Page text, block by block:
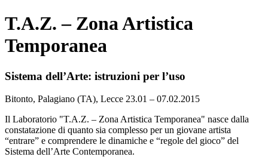
T.A.Z. – Zona Artistica
Temporanea
Sistema dell’Arte: istruzioni per l’uso
Bitonto, Palagiano (TA), Lecce 23.01 – 07.02.2015
Il Laboratorio "T.A.Z. – Zona Artistica Temporanea" nasce dalla
constatazione di quanto sia complesso per un giovane artista
“entrare” e comprendere le dinamiche e “regole del gioco” del
Sistema dell’Arte Contemporanea.